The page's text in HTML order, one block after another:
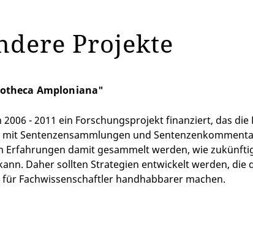
Projekte
Amploniana"
- 2011 ein Forschungsprojekt finanziert, das
Sentenzensammlungen und
Erfahrungen damit gesammelt werden, wie
Daher sollten Strategien entwickelt werden,
Fachwissenschaftler handhabbarer machen.